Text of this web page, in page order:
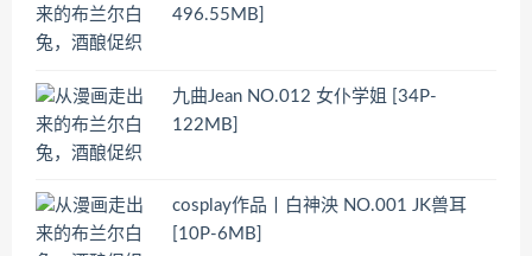
496.55MB]
九曲Jean NO.012 女仆学姐 [34P-
122MB]
cosplay作品丨白神泱 NO.001 JK兽耳
[10P-6MB]